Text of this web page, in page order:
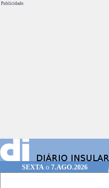
Publicidade.
SEXTA o 7.AGO.2026